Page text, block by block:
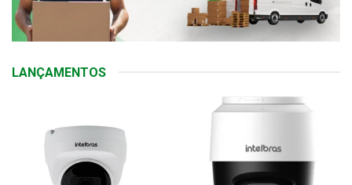
LANÇAMENTOS